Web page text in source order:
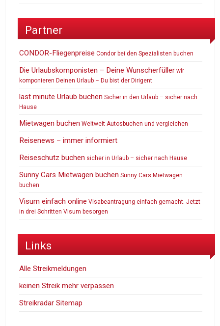
Partner
CONDOR-Fliegenpreise Condor bei den Spezialisten buchen
Die Urlaubskomponisten – Deine Wunscherfüller wir
komponieren Deinen Urlaub – Du bist der Dirigent
last minute Urlaub buchen Sicher in den Urlaub – sicher nach
Hause
Mietwagen buchen Weltweit Autosbuchen und vergleichen
Reisenews – immer informiert
Reiseschutz buchen sicher in Urlaub – sicher nach Hause
Sunny Cars Mietwagen buchen Sunny Cars Mietwagen
buchen
Visum einfach online Visabeantragung einfach gemacht. Jetzt
in drei Schritten Visum besorgen
Links
Alle Streikmeldungen
keinen Streik mehr verpassen
Streikradar Sitemap